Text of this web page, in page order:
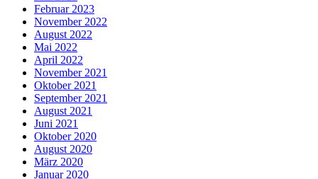
Februar 2023
November 2022
August 2022
Mai 2022
April 2022
November 2021
Oktober 2021
September 2021
August 2021
Juni 2021
Oktober 2020
August 2020
März 2020
Januar 2020